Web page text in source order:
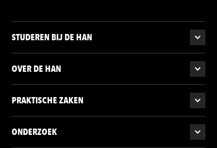
STUDEREN BIJ DE HAN
OVER DE HAN
PRAKTISCHE ZAKEN
ONDERZOEK